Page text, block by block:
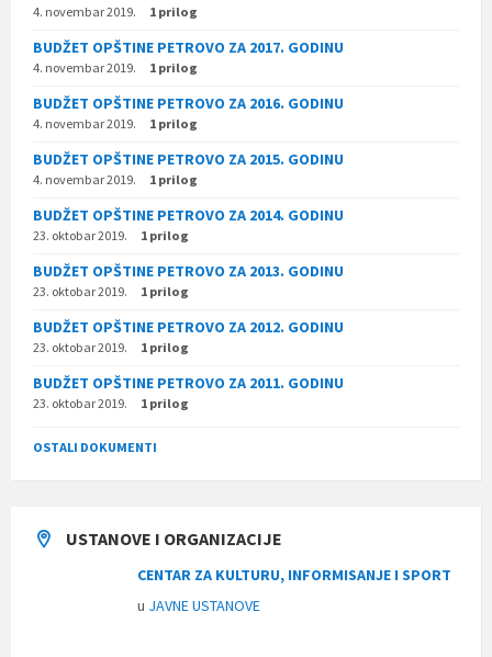
4. novembar 2019. 1 prilog
BUDŽET OPŠTINE PETROVO ZA 2017. GODINU
4. novembar 2019. 1 prilog
BUDŽET OPŠTINE PETROVO ZA 2016. GODINU
4. novembar 2019. 1 prilog
BUDŽET OPŠTINE PETROVO ZA 2015. GODINU
4. novembar 2019. 1 prilog
BUDŽET OPŠTINE PETROVO ZA 2014. GODINU
23. oktobar 2019. 1 prilog
BUDŽET OPŠTINE PETROVO ZA 2013. GODINU
23. oktobar 2019. 1 prilog
BUDŽET OPŠTINE PETROVO ZA 2012. GODINU
23. oktobar 2019. 1 prilog
BUDŽET OPŠTINE PETROVO ZA 2011. GODINU
23. oktobar 2019. 1 prilog
OSTALI DOKUMENTI
USTANOVE I ORGANIZACIJE
CENTAR ZA KULTURU, INFORMISANJE I SPORT
u JAVNE USTANOVE